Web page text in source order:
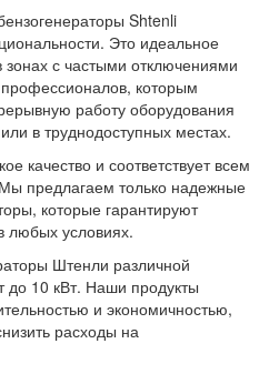
Shtenli
Это идеальное
с частыми отключениями
которым
работу оборудования
в труднодоступных местах.
качество и соответствует всем
предлагаем только надежные
которые гарантируют
любых условиях.
Штенли различной
до 10 кВт. Наши продукты
и экономичностью,
расходы на